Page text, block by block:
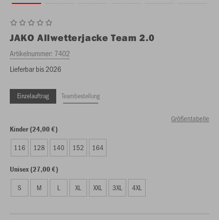
JAKO Allwetterjacke Team 2.0
Artikelnummer: 7402
Lieferbar bis 2026
Einzelauftrag Teambestellung
Größentabelle
Kinder (24,00 €)
116 128 140 152 164
Unisex (27,00 €)
S M L XL XXL 3XL 4XL